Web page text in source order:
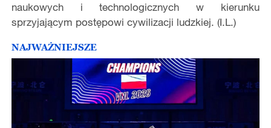
naukowych i technologicznych w kierunku
sprzyjającym postępowi cywilizacji ludzkiej. (I.L.)
NAJWAŻNIEJSZE